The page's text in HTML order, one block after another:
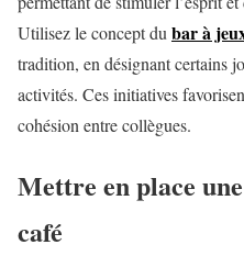
Utilisez le concept dubar à
tradition, en désignant certains
activités. Ces initiatives
cohésion entre collègues.
Mettre en place
café